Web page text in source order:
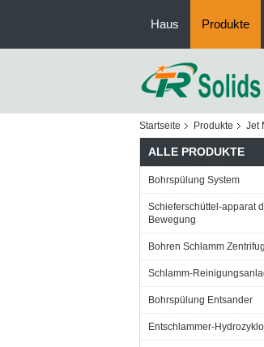
Haus Produkte
Startseite Produkte Jet
ALLE PRODUKTE
Bohrspülung System
Schieferschüttel-apparat
Bewegung
Bohren Schlamm
Schlamm-
Bohrspülung Entsander
Entschlammer-